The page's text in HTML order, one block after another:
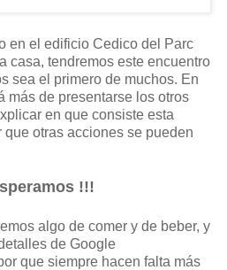
en el edificio Cedico del Parc
casa, tendremos este encuentro
sea el primero de muchos. En
más de presentarse los otros
en que consiste esta
otras acciones se pueden
!!!
algo de comer y de beber, y
de Google
que siempre hacen falta más